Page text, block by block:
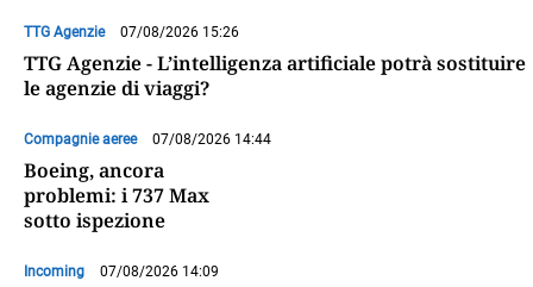
TTG Agenzie 07/08/2026 15:26
TTG Agenzie - L’intelligenza artificiale potrà sostituire
le agenzie di viaggi?
Compagnie aeree 07/08/2026 14:44
Boeing, ancora
problemi: i 737 Max
sotto ispezione
Incoming 07/08/2026 14:09